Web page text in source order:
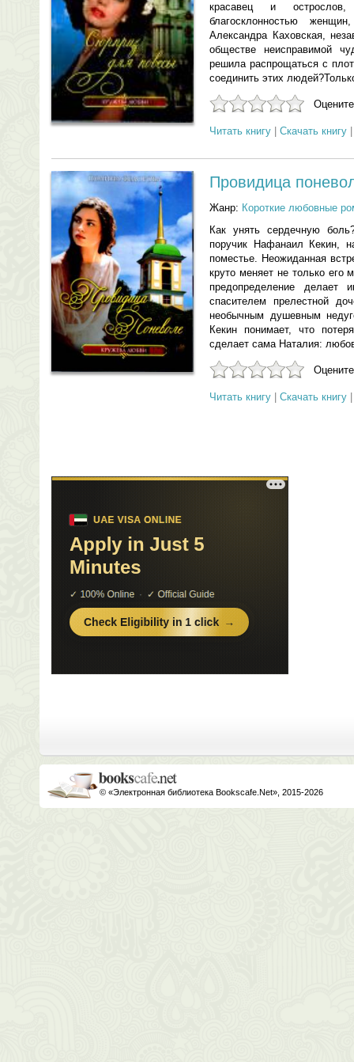
красавец и
благосклонностью
Александра Каховская,
обществе неисправимой
решила распрощаться с
соединить этих
Читать книгу Скачать книгу
Провидица
Жанр: Короткие любовные
Как унять сердечную
поручик Нафанаил Кекин,
поместье. Неожиданная
круто меняет не только его
предопределение делает
спасителем прелестной
необычным душевным
Кекин понимает, что
сделает сама Наталия:
Читать книгу Скачать книгу
© «Электронная библиотека Bookscafe.Net», 2015-2026